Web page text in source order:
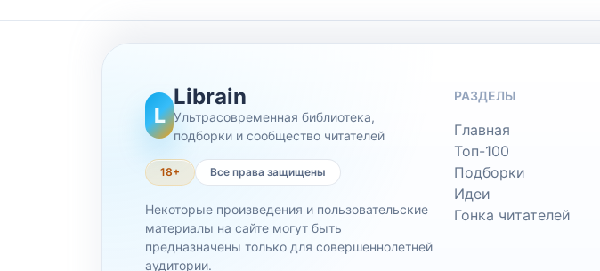
L
Librain
Ультрасовременная библиотека,
подборки и сообщество читателей
18+ Все права защищены
Некоторые произведения и пользовательские
материалы на сайте могут быть
предназначены только для совершеннолетней
аудитории.
РАЗДЕЛЫ
Главная
Топ-100
Подборки
Идеи
Гонка читателей